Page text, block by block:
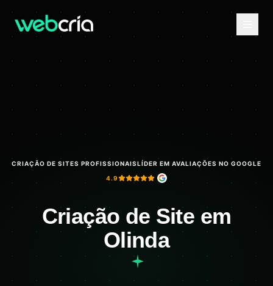
CRIAÇÃO DE SITES PROFISSIONAISLÍDER EM AVALIAÇÕES NO GOOGLE
4.9
Criação de Site em
Olinda